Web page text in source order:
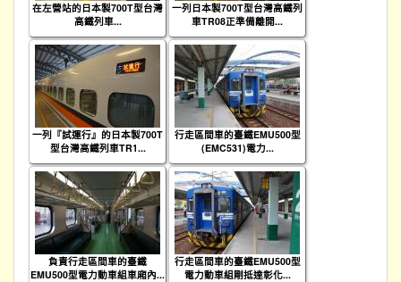
在左營站的日本製700T型台灣
高鐵列車...
一列日本製700T型台灣高鐵列
車TR08正準備離開...
一列『試運行』的日本製700T
型台灣高鐵列車TR1...
行走區間車的臺鐵EMU500型
(EMC531)電力...
負責行走區間車的臺鐵
EMU500型電力動車組車廂內...
行走區間車的臺鐵EMU500型
電力動車組剛抵達彰化...